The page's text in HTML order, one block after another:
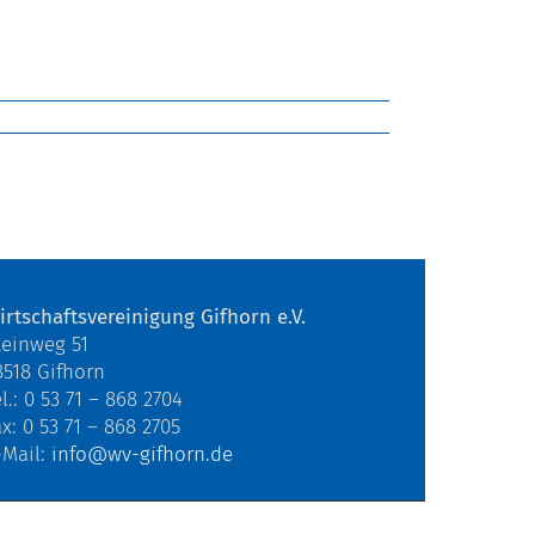
Gifhorn e.V.
51
Gifhorn
0 53 71 – 868 2704
0 53 71 – 868 2705
info@wv-gifhorn.de